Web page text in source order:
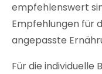
empfehlenswert
Empfehlungen für
angepasste
Für die individuelle